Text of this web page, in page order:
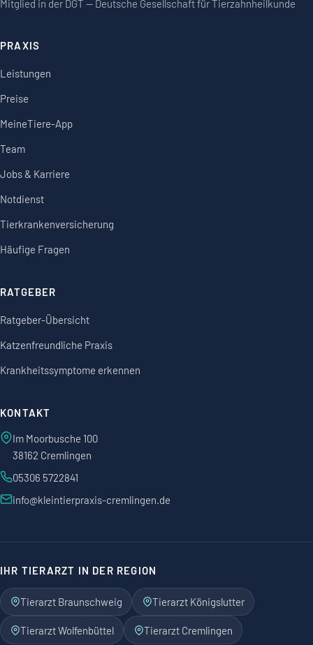
Mitglied in der DGT — Deutsche Gesellschaft für Tierzahnheilkunde
PRAXIS
Leistungen
Preise
MeineTiere-App
Team
Jobs & Karriere
Notdienst
Tierkrankenversicherung
Häufige Fragen
RATGEBER
Ratgeber-Übersicht
Katzenfreundliche Praxis
Krankheitssymptome erkennen
KONTAKT
Im Moorbusche 100
38162 Cremlingen
05306 5722841
info@kleintierpraxis-cremlingen.de
IHR TIERARZT IN DER REGION
Tierarzt Braunschweig Tierarzt Königslutter
Tierarzt Wolfenbüttel Tierarzt Cremlingen